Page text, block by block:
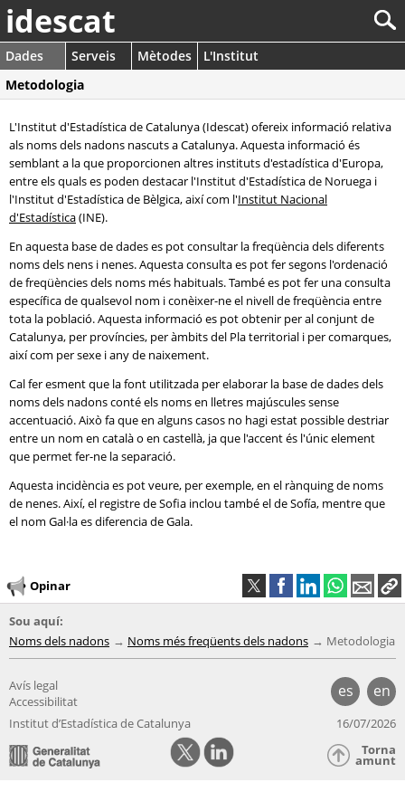
idescat
Dades Serveis Mètodes
L'Institut
Metodologia
L'Institut d'Estadística de Catalunya (Idescat) ofereix informació relativa
als noms dels nadons nascuts a Catalunya. Aquesta informació és
semblant a la que proporcionen altres instituts d'estadística d'Europa,
entre els quals es poden destacar l'Institut d'Estadística de Noruega i
l'Institut d'Estadística de Bèlgica, així com l'Institut Nacional
d'Estadística(INE).
En aquesta base de dades es pot consultar la freqüència dels diferents
noms dels nens i nenes. Aquesta consulta es pot fer segons l'ordenació
de freqüències dels noms més habituals. També es pot fer una consulta
específica de qualsevol nom i conèixer-ne el nivell de freqüència entre
tota la població. Aquesta informació es pot obtenir per al conjunt de
Catalunya, per províncies, per àmbits del Pla territorial i per comarques,
així com per sexe i any de naixement.
Cal fer esment que la font utilitzada per elaborar la base de dades dels
noms dels nadons conté els noms en lletres majúscules sense
accentuació. Això fa que en alguns casos no hagi estat possible destriar
entre un nom en català o en castellà, ja que l'accent és l'únic element
que permet fer-ne la separació.
Aquesta incidència es pot veure, per exemple, en el rànquing de noms
de nenes. Així, el registre de Sofia inclou també el de Sofía, mentre que
el nom Gal·la es diferencia de Gala.
Opinar
Sou aquí:
Noms dels nadons
Noms més freqüents dels nadons Metodologia
es en
Avís legal
Accessibilitat
Institut d’Estadística de Catalunya
16/07/2026
Torna
amunt